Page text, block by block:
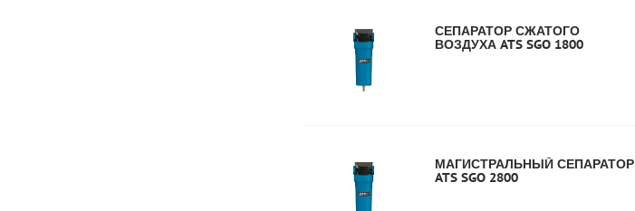
СЕПАРАТОР СЖАТОГО
ВОЗДУХА ATS SGO 1800
МАГИСТРАЛЬНЫЙ СЕПАРАТОР
ATS SGO 2800